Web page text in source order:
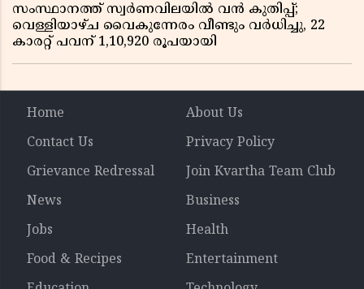
സംസ്ഥാനത്ത് സ്വർണവിലയിൽ വൻ കുതിപ്പ്;
വെള്ളിയാഴ്ച വൈകുന്നേരം വീണ്ടും വർധിച്ചു, 22
കാരറ്റ് പവന് 1,10,920 രൂപയായി
Home
About Us
Contact Us
Privacy Policy
Grievance Redressal
Join Kvartha Team Club
News
Business
Jobs
Health
Food & Recipes
Entertainment